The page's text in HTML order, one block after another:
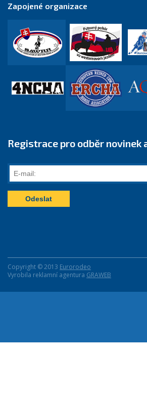
Zapojené organizace
Registrace pro odběr novinek
E-
mail:
Copyright © 2013 Eurorodeo
Vyrobila reklamní agentura GRAWEB